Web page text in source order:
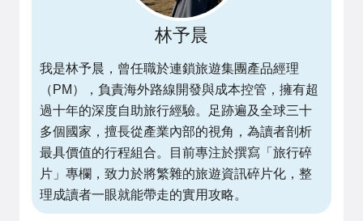
林予晨
我是林予晨，曾任職於連鎖旅遊集團產品經理
（PM），負責海外路線開發與成本控管，擁有超
過十年的深度自助旅行經驗。足跡遍及全球三十
多個國家，擅長從產業內部的視角，為讀者剖析
最具價值的行程組合。目前專注於撰寫「旅行碎
片」專欄，致力於將繁雜的旅遊資訊碎片化，整
理成讀者一眼就能帶走的實用攻略。